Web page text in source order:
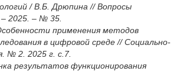
/ В.Б. Дрюпина // Вопросы
2025. – № 35.
применения методов
в цифровой среде // Социально-
№ 2. 2025 г. с.7.
результатов функционирования